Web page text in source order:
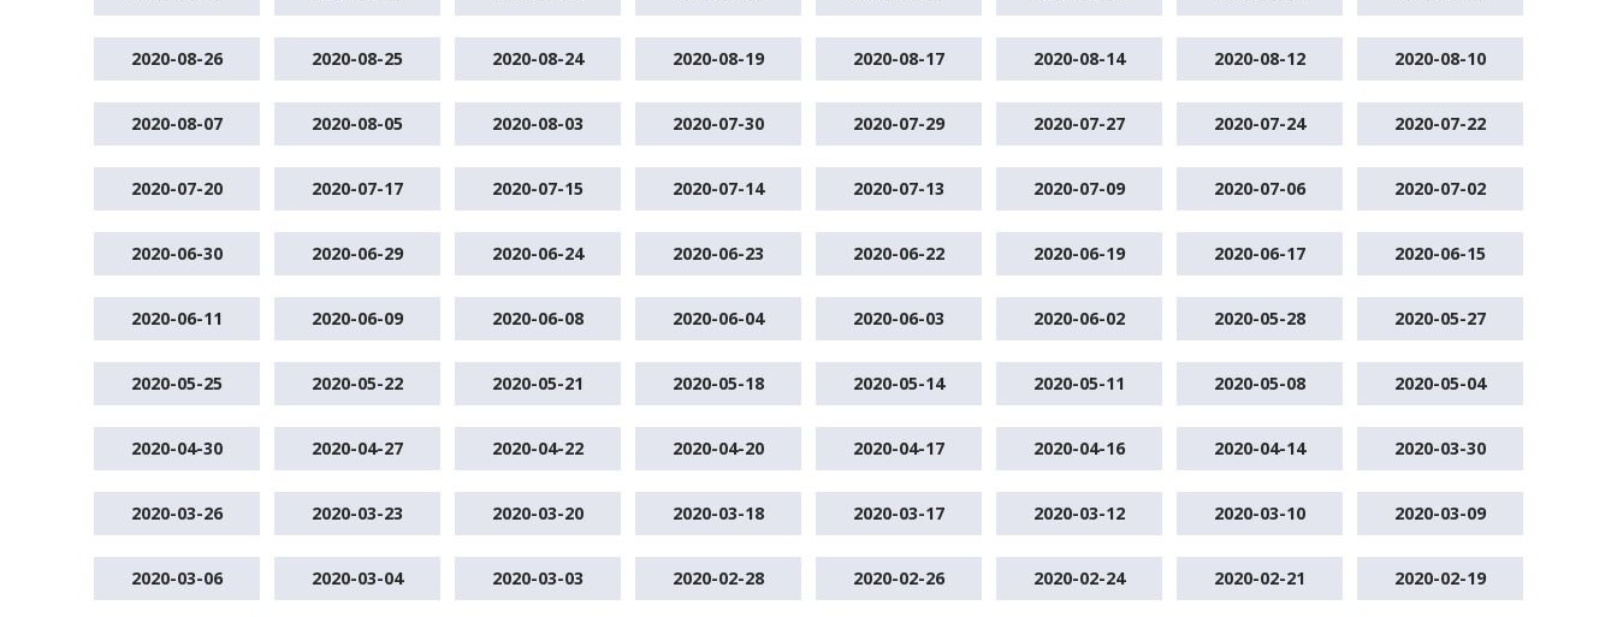
2020-08-26 2020-08-25 2020-08-24 2020-08-19 2020-08-17 2020-08-14 2020-08-12 2020-08-10
2020-08-07 2020-08-05 2020-08-03 2020-07-30 2020-07-29 2020-07-27 2020-07-24 2020-07-22
2020-07-20 2020-07-17 2020-07-15 2020-07-14 2020-07-13 2020-07-09 2020-07-06 2020-07-02
2020-06-30 2020-06-29 2020-06-24 2020-06-23 2020-06-22 2020-06-19 2020-06-17 2020-06-15
2020-06-11 2020-06-09 2020-06-08 2020-06-04 2020-06-03 2020-06-02 2020-05-28 2020-05-27
2020-05-25 2020-05-22 2020-05-21 2020-05-18 2020-05-14 2020-05-11 2020-05-08 2020-05-04
2020-04-30 2020-04-27 2020-04-22 2020-04-20 2020-04-17 2020-04-16 2020-04-14 2020-03-30
2020-03-26 2020-03-23 2020-03-20 2020-03-18 2020-03-17 2020-03-12 2020-03-10 2020-03-09
2020-03-06 2020-03-04 2020-03-03 2020-02-28 2020-02-26 2020-02-24 2020-02-21 2020-02-19